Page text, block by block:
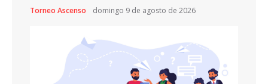
Torneo Ascenso domingo 9 de agosto de 2026